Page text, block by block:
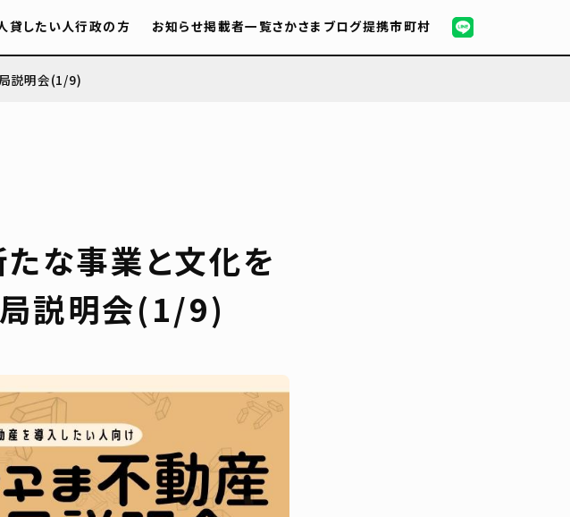
貸したい人行政の方 お知らせ掲載者一覧さかさまブログ提携市町村
説明会(1/9)
な事業と文化を
局説明会(1/9)